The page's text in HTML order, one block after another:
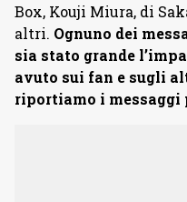
Box, Kouji Miura, di
altri. Ognuno dei
sia stato grande
avuto sui fan e sugli
riportiamo i